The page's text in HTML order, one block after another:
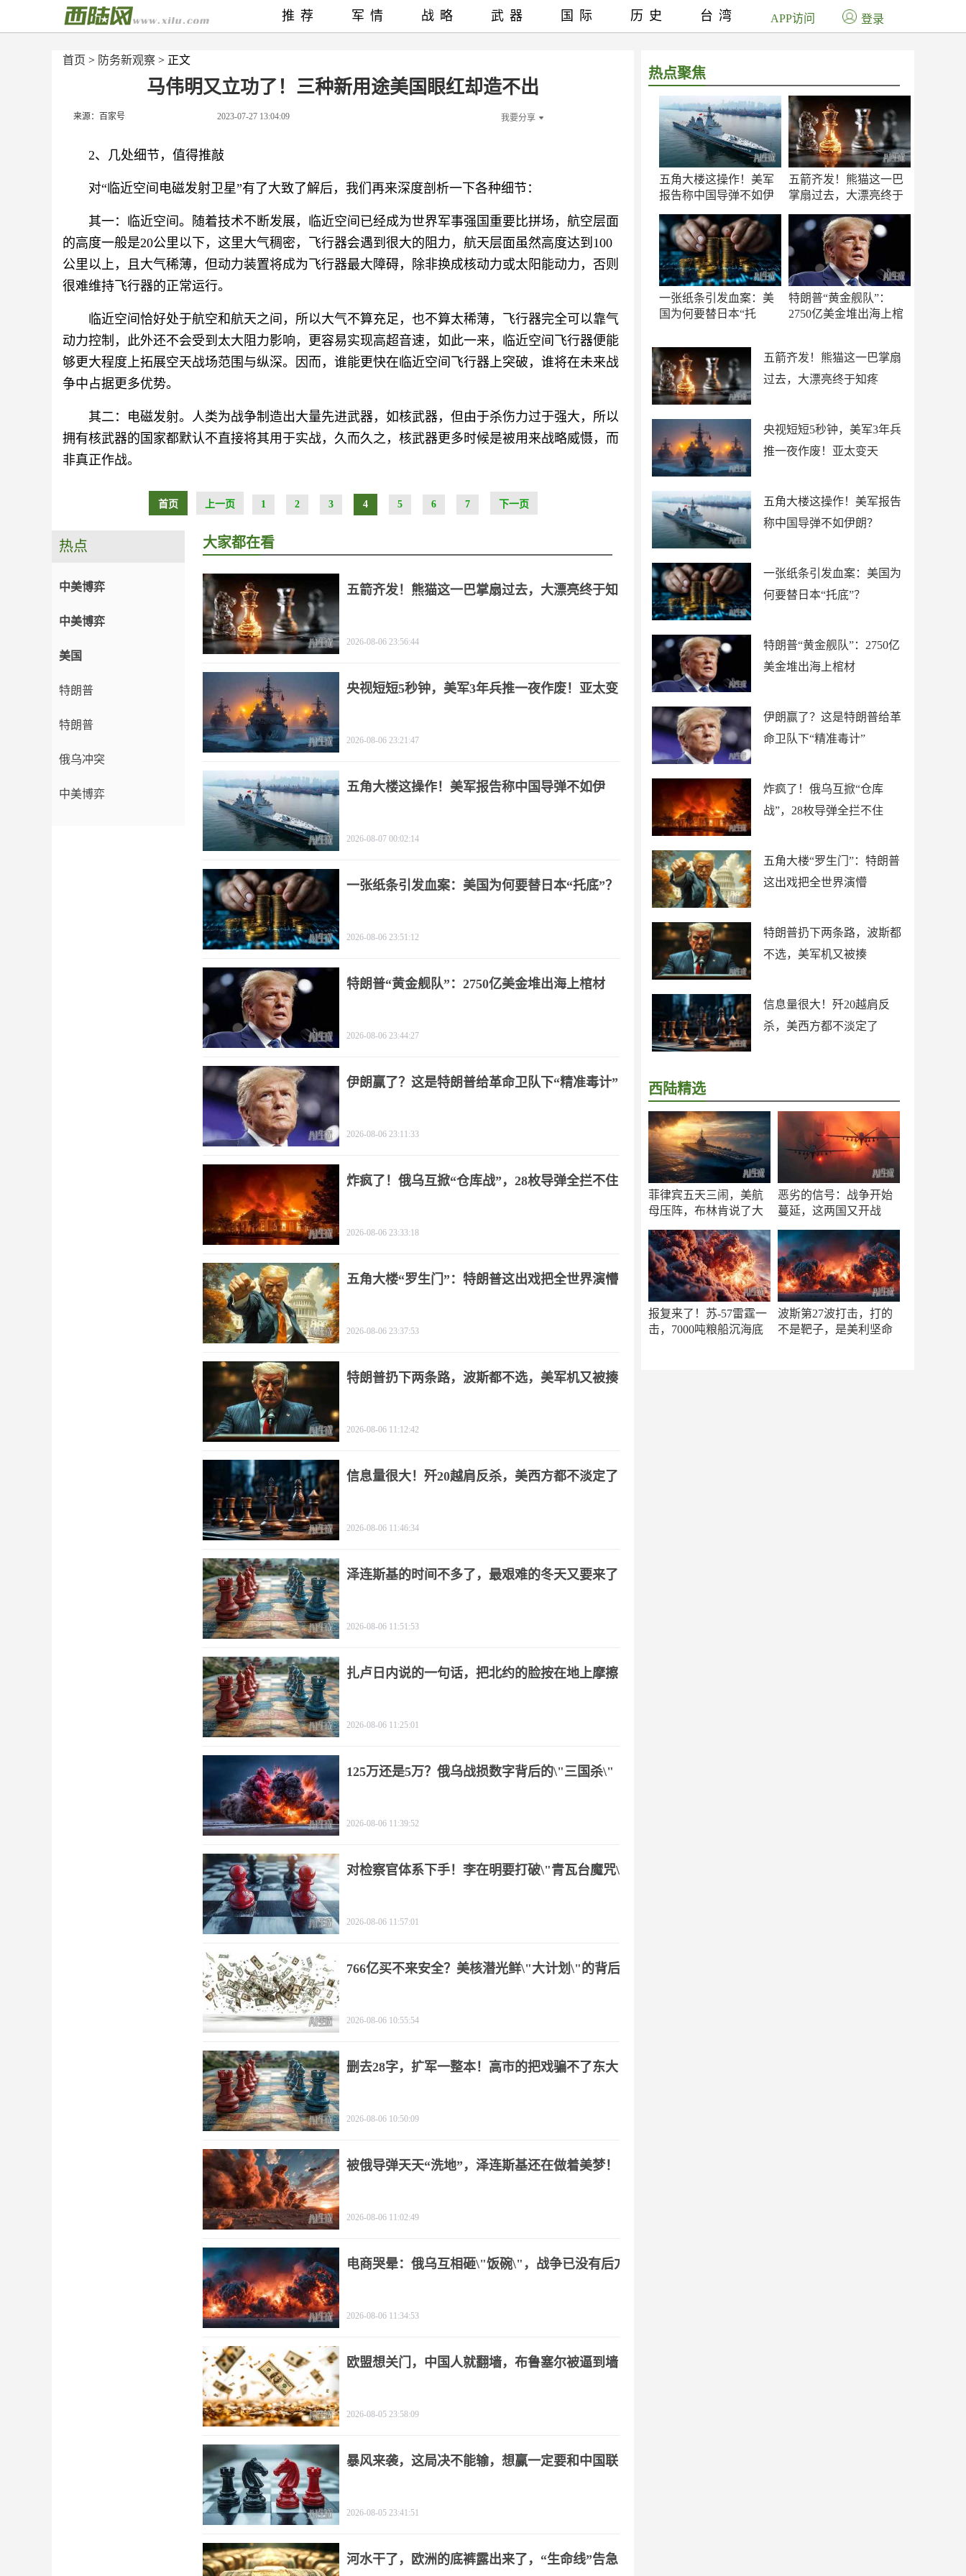
首页 > 防务新观察 > 正文
马伟明又立功了！三种新用途美国眼红却造不出
来源：百家号 2023-07-27 13:04:09 我要分享
2、几处细节，值得推敲
对“临近空间电磁发射卫星”有了大致了解后，我们再来深度剖析一下各种细节：
其一：临近空间。随着技术不断发展，临近空间已经成为世界军事强国重要比拼场，航空层面
的高度一般是20公里以下，这里大气稠密，飞行器会遇到很大的阻力，航天层面虽然高度达到100
公里以上，且大气稀薄，但动力装置将成为飞行器最大障碍，除非换成核动力或太阳能动力，否则
很难维持飞行器的正常运行。
临近空间恰好处于航空和航天之间，所以大气不算充足，也不算太稀薄，飞行器完全可以靠气
动力控制，此外还不会受到太大阻力影响，更容易实现高超音速，如此一来，临近空间飞行器便能
够更大程度上拓展空天战场范围与纵深。因而，谁能更快在临近空间飞行器上突破，谁将在未来战
争中占据更多优势。
其二：电磁发射。人类为战争制造出大量先进武器，如核武器，但由于杀伤力过于强大，所以
拥有核武器的国家都默认不直接将其用于实战，久而久之，核武器更多时候是被用来战略威慑，而
非真正作战。
首页 上一页 1 2 3 4 5 6 7 下一页
热点聚焦
五角大楼这操作！美军
报告称中国导弹不如伊
五箭齐发！熊猫这一巴
掌扇过去，大漂亮终于
一张纸条引发血案：美
国为何要替日本“托
特朗普“黄金舰队”：
2750亿美金堆出海上棺
五箭齐发！熊猫这一巴掌扇
过去，大漂亮终于知疼
央视短短5秒钟，美军3年兵
推一夜作废！亚太变天
五角大楼这操作！美军报告
称中国导弹不如伊朗？
一张纸条引发血案：美国为
何要替日本“托底”？
特朗普“黄金舰队”：2750亿
美金堆出海上棺材
伊朗赢了？这是特朗普给革
命卫队下“精准毒计”
炸疯了！俄乌互掀“仓库
战”，28枚导弹全拦不住
五角大楼“罗生门”：特朗普
这出戏把全世界演懵
特朗普扔下两条路，波斯都
不选，美军机又被揍
信息量很大！歼20越肩反
杀，美西方都不淡定了
西陆精选
菲律宾五天三闹，美航
母压阵，布林肯说了大
恶劣的信号：战争开始
蔓延，这两国又开战
报复来了！苏-57雷霆一
击，7000吨粮船沉海底
波斯第27波打击，打的
不是靶子，是美利坚命
推荐 军情 战略 武器 国际 历史 台湾 APP访问 登录
热点
中美博弈
中美博弈
美国
特朗普
特朗普
俄乌冲突
中美博弈
大家都在看
五箭齐发！熊猫这一巴掌扇过去，大漂亮终于知
2026-08-06 23:56:44
央视短短5秒钟，美军3年兵推一夜作废！亚太变
2026-08-06 23:21:47
五角大楼这操作！美军报告称中国导弹不如伊
2026-08-07 00:02:14
一张纸条引发血案：美国为何要替日本“托底”？
2026-08-06 23:51:12
特朗普“黄金舰队”：2750亿美金堆出海上棺材
2026-08-06 23:44:27
伊朗赢了？这是特朗普给革命卫队下“精准毒计”
2026-08-06 23:11:33
炸疯了！俄乌互掀“仓库战”，28枚导弹全拦不住
2026-08-06 23:33:18
五角大楼“罗生门”：特朗普这出戏把全世界演懵
2026-08-06 23:37:53
特朗普扔下两条路，波斯都不选，美军机又被揍
2026-08-06 11:12:42
信息量很大！歼20越肩反杀，美西方都不淡定了
2026-08-06 11:46:34
泽连斯基的时间不多了，最艰难的冬天又要来了
2026-08-06 11:51:53
扎卢日内说的一句话，把北约的脸按在地上摩擦
2026-08-06 11:25:01
125万还是5万？俄乌战损数字背后的\"三国杀\"
2026-08-06 11:39:52
对检察官体系下手！李在明要打破\"青瓦台魔咒\"
2026-08-06 11:57:01
766亿买不来安全？美核潜光鲜\"大计划\"的背后
2026-08-06 10:55:54
删去28字，扩军一整本！高市的把戏骗不了东大
2026-08-06 10:50:09
被俄导弹天天“洗地”，泽连斯基还在做着美梦！
2026-08-06 11:02:49
电商哭晕：俄乌互相砸\"饭碗\"，战争已没有后方
2026-08-06 11:34:53
欧盟想关门，中国人就翻墙，布鲁塞尔被逼到墙
2026-08-05 23:58:09
暴风来袭，这局决不能输，想赢一定要和中国联
2026-08-05 23:41:51
河水干了，欧洲的底裤露出来了，“生命线”告急